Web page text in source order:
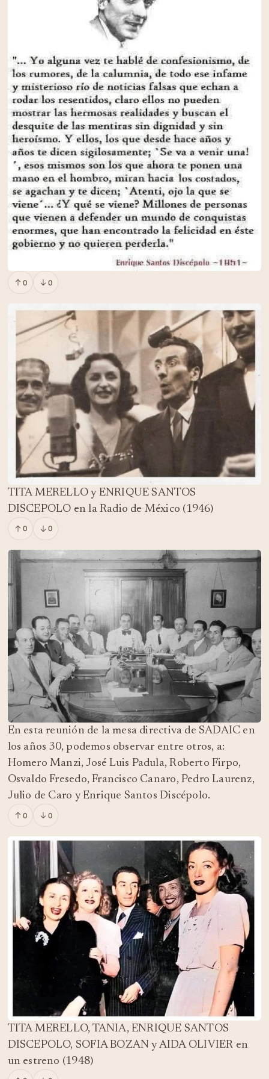
0 0
TITA MERELLO y ENRIQUE SANTOS
DISCEPOLO en la Radio de México (1946)
0 0
En esta reunión de la mesa directiva de SADAIC en
los años 30, podemos observar entre otros, a:
Homero Manzi, José Luis Padula, Roberto Firpo,
Osvaldo Fresedo, Francisco Canaro, Pedro Laurenz,
Julio de Caro y Enrique Santos Discépolo.
0 0
TITA MERELLO, TANIA, ENRIQUE SANTOS
DISCEPOLO, SOFIA BOZAN y AIDA OLIVIER en
un estreno (1948)